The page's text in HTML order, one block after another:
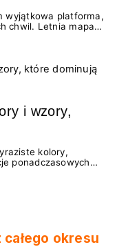
wyjątkowa platforma,
chwil. Letnia mapa
wyjazdów, przez
i kolekcjonowanie
coś absolutnie
dawkę
i wzory,
kolory,
ponadczasowych
wakacjami, jak
całego okresu